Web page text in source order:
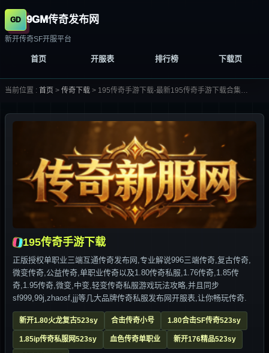
9GM传奇发布网
新开传奇SF开服平台
首页 开服表 排行榜 下载页
当前位置 : 首页 > 传奇下载 > 195传奇手游下载-最新195传奇手游下载合集大全-
195传奇手游下载
正版授权单职业三端互通传奇发布网,专业解说996三端传奇,复古传奇,
微变传奇,公益传奇,单职业传奇以及1.80传奇私服,1.76传奇,1.85传
奇,1.95传奇,微变,中变,轻变传奇私服游戏玩法攻略,并且同步
sf999,99j,zhaosf,jjj等几大品牌传奇私服发布网开服表,让你畅玩传奇.
新开1.80火龙复古523sy 合击传奇小号 1.80合击SF传奇523sy
1.85ip传奇私服网523sy 血色传奇单职业 新开176精品523sy